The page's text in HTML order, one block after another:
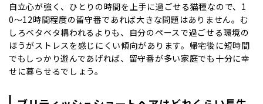
自立心が強く、ひとりの時間を上手に過ごせる猫種なので、1
0〜12時間程度の留守番であれば大きな問題はありません。む
しろベタベタ構われるよりも、自分のペースで過ごせる環境の
ほうがストレスを感じにくい傾向があります。帰宅後に短時間
でもしっかり遊んであげれば、留守番が多い家庭でも十分に幸
せに暮らせるでしょう。